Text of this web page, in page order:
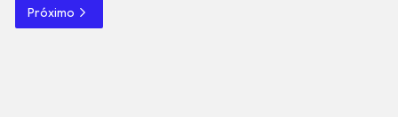
Próximo